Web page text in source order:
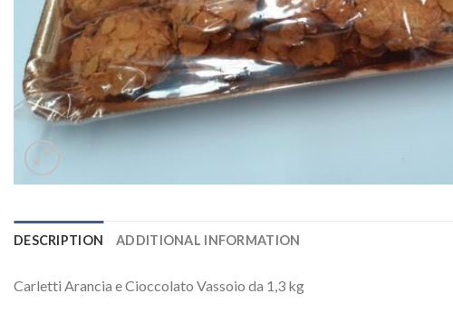
DESCRIPTION ADDITIONAL INFORMATION
Carletti Arancia e Cioccolato Vassoio da 1,3 kg